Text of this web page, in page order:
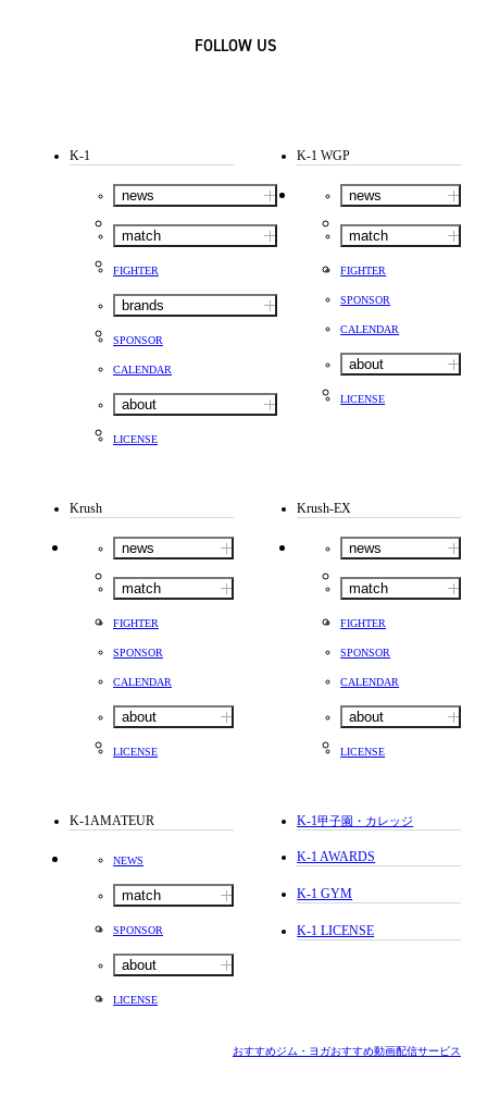
FOLLOW US
K-1
news
match
FIGHTER
brands
SPONSOR
CALENDAR
about
LICENSE
K-1 WGP
news
match
FIGHTER
SPONSOR
CALENDAR
about
LICENSE
Krush
news
match
FIGHTER
SPONSOR
CALENDAR
about
LICENSE
Krush-EX
news
match
FIGHTER
SPONSOR
CALENDAR
about
LICENSE
K-1AMATEUR
NEWS
match
SPONSOR
about
LICENSE
K-1甲子園・カレッジ
K-1 AWARDS
K-1 GYM
K-1 LICENSE
おすすめジム・ヨガおすすめ動画配信サービス